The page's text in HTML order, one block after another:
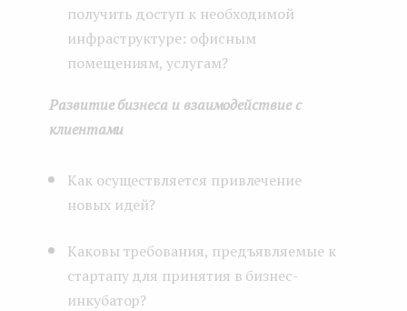
получить доступ к необходимой
инфраструктуре: офисным
помещениям, услугам?
Развитие бизнеса и взаимодействие с
клиентами
Как осуществляется привлечение
новых идей?
Каковы требования, предъявляемые к
стартапу для принятия в бизнес-
инкубатор?